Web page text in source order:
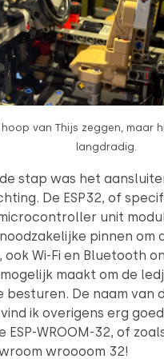
van Thijs zeggen, maar
langdradig.
stap was het
De ESP32, of
unit
pinnen om
ook Wi-Fi en Bluetooth
maakt om de
besturen. De naam van
ik overigens erg
ESP-WROOM-32, of
wroooom 32!